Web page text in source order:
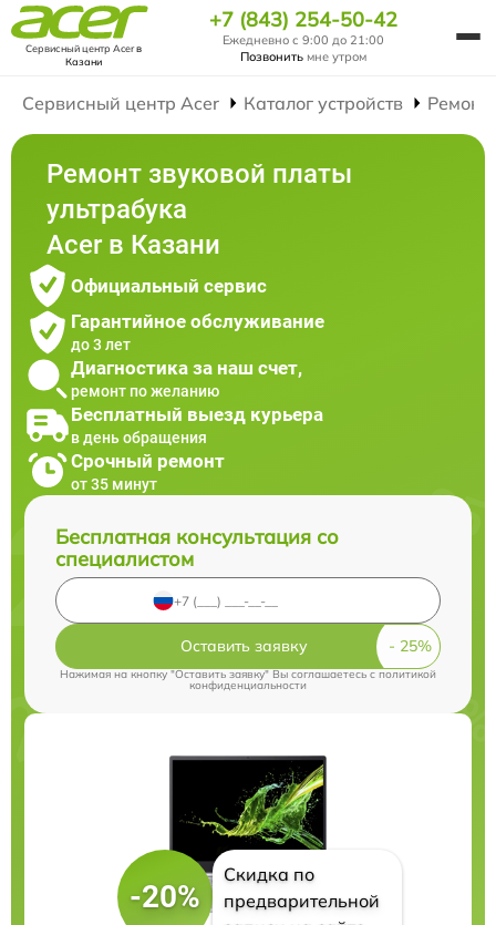
Сервисный центр Acerв
Казани
+7 (843) 254-50-42
Ежедневно с 9:00 до 21:00
Позвонить мне утром
Сервисный центр Acer Каталог устройств Ремонт
Ремонт звуковой платы
ультрабука
Acer в Казани
Официальный сервис
Гарантийное обслуживание
до 3 лет
Диагностика за наш счет,
ремонт по желанию
Бесплатный выезд курьера
в день обращения
Срочный ремонт
от 35 минут
Бесплатная консультация со
специалистом
Оставить заявку
Нажимая на кнопку "Оставить заявку" Вы соглашаетесь cполитикой
конфиденциальности
-20%
Скидка по
предварительной